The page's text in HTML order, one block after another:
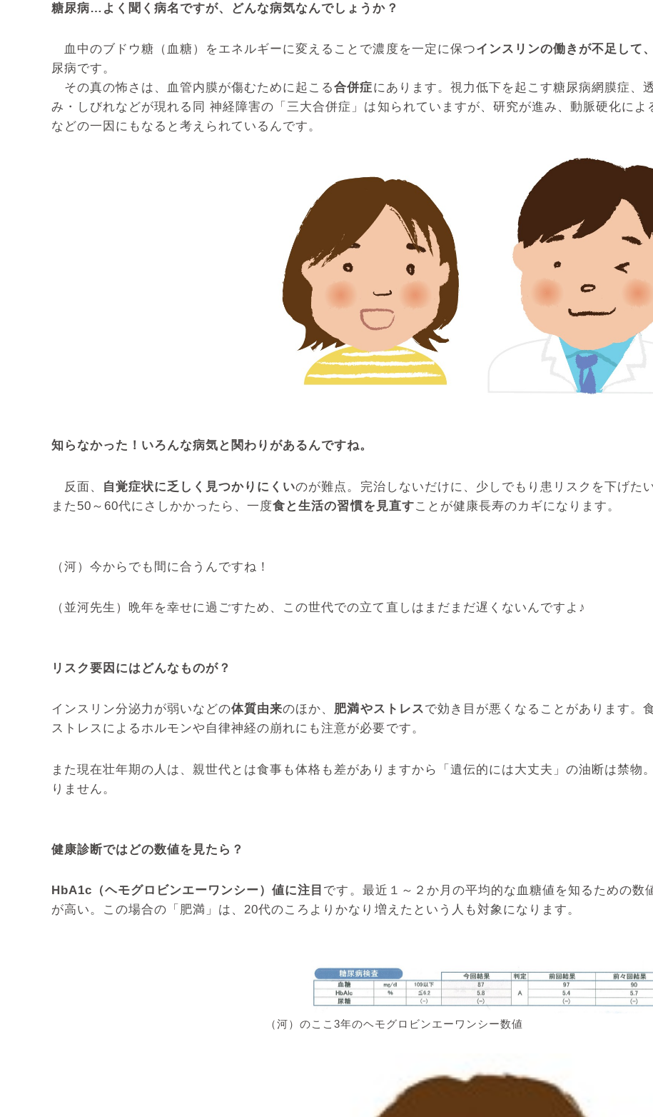
糖尿病…よく聞く病名ですが、どんな病気なんでしょうか？
血中のブドウ糖（血糖）をエネルギーに変えることで濃度を一定に保つインスリンの働きが不足して
尿病です。
その真の怖さは、血管内膜が傷むために起こる合併症にあります。視力低下を起こす糖尿病網膜症、
み・しびれなどが現れる同 神経障害の「三大合併症」は知られていますが、研究が進み、動脈硬化に
などの一因にもなると考えられているんです。
知らなかった！いろんな病気と関わりがあるんですね。
反面、 自覚症状に乏しく見つかりにくいのが難点。完治しないだけに、少しでもり患リスクを下げた
また50～60代にさしかかったら、一度食と生活の習慣を見直すことが健康長寿のカギになります。
（河）今からでも間に合うんですね！
（並河先生）晩年を幸せに過ごすため、この世代での立て直しはまだまだ遅くないんですよ♪
リスク要因にはどんなものが？
インスリン分泌力が弱いなどの体質由来のほか、 肥満やストレスで効き目が悪くなることがあります。
ストレスによるホルモンや自律神経の崩れにも注意が必要です。
また現在壮年期の人は、親世代とは食事も体格も差がありますから「遺伝的には大丈夫」の油断は禁物。
りません。
健康診断ではどの数値を見たら？
HbA1c（ヘモグロビンエーワンシー）値に注目 です。最近１～２か月の平均的な血糖値を知るための数
が高い。この場合の「肥満」は、20代のころよりかなり増えたという人も対象になります。
（河）のここ3年のヘモグロビンエーワンシー数値